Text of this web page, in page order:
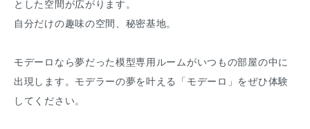
とした空間が広がります。
自分だけの趣味の空間、秘密基地。
モデーロなら夢だった模型専用ルームがいつもの部屋の中に
出現します。モデラーの夢を叶える「モデーロ」をぜひ体験
してください。